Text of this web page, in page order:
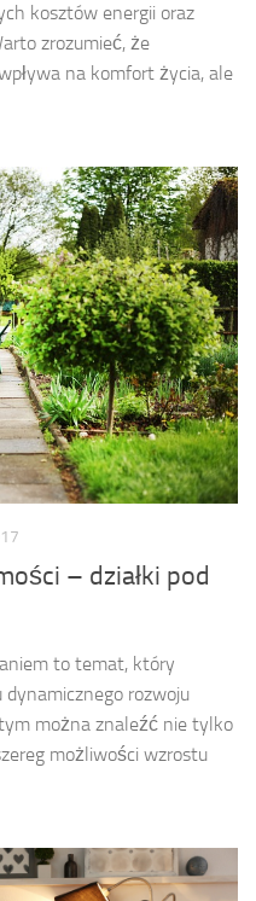
kosztów energii oraz
zrozumieć, że
na komfort życia, ale
– działki pod
to temat, który
rozwoju
można znaleźć nie tylko
możliwości wzrostu